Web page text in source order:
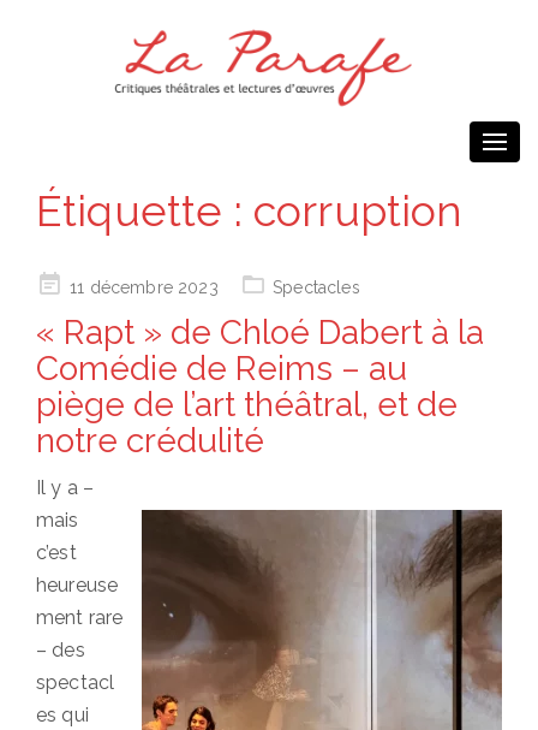
Étiquette : corruption
Posted11 décembre 2023 Spectacles
« Rapt » de Chloé Dabert à la
Comédie de Reims – au
piège de l’art théâtral, et de
notre crédulité
Il y a –
mais
c’est
heureuse
ment rare
– des
spectacl
es qui